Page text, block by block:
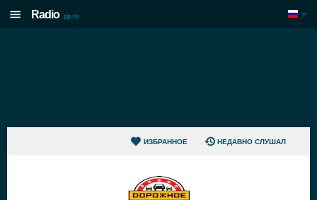
Radio .pp.ru
ИЗБРАННОЕ НЕДАВНО СЛУШАЛ